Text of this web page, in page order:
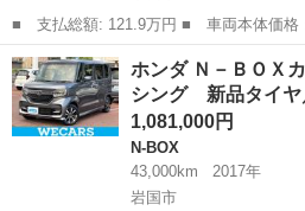
■ 支払総額: 121.9万円 ■ 車両本体価格： 1,136,000 円 ■ メーカ
ー名： ホンダ ■ 車種名： Ｎ－ＢＯＸ
名： Ｇ・Ｌインテリアカラーパッケ
ナビ／シテ...
山口 下松市 ホンダ
ホンダ Ｎ－ＢＯＸ
シング 新品タイ
1,081,000円
N-BOX
43,000km
2017年
岩国市